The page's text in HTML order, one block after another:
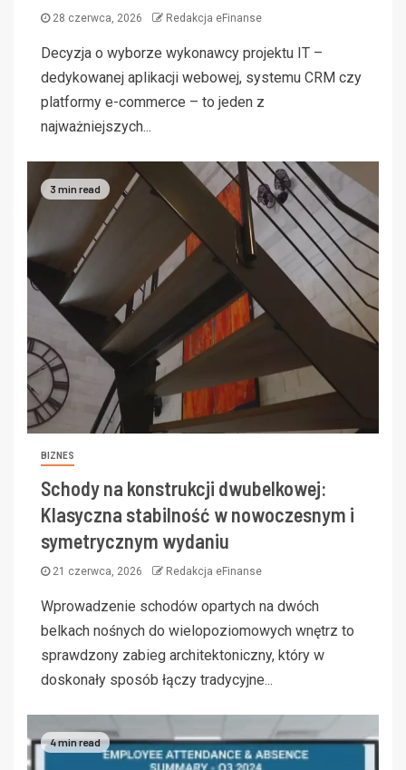
28 czerwca, 2026 Redakcja eFinanse
Decyzja o wyborze wykonawcy projektu IT –
dedykowanej aplikacji webowej, systemu CRM czy
platformy e-commerce – to jeden z
najważniejszych...
3 min read
BIZNES
Schody na konstrukcji dwubelkowej:
Klasyczna stabilność w nowoczesnym i
symetrycznym wydaniu
21 czerwca, 2026 Redakcja eFinanse
Wprowadzenie schodów opartych na dwóch
belkach nośnych do wielopoziomowych wnętrz to
sprawdzony zabieg architektoniczny, który w
doskonały sposób łączy tradycyjne...
4 min read